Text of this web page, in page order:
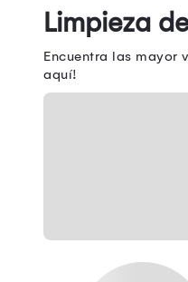
Limpieza
Encuentra las mayor
aquí!